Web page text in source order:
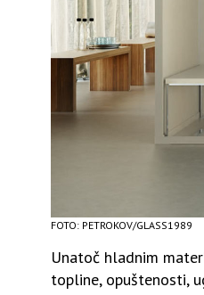
FOTO: PETROKOV/GLASS1989
Unatoč hladnim
topline, opuštenosti,